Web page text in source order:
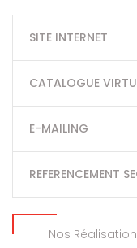
SITE INTERNET
CATALOGUE
E-MAILING
REFERENCEMENT
Nos